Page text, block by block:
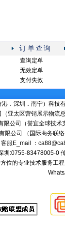
订单查询
查询定单
无效定单
支付失效
港．深圳．南宁）科技
亚太区营销展示物
限公司（誉宜全球技
限公司 （国际商务联
客服E_mail ：
圳:0755-83478005-
的专业技术服务工